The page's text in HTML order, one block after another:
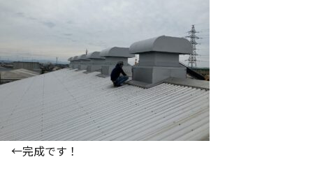
←完成です！